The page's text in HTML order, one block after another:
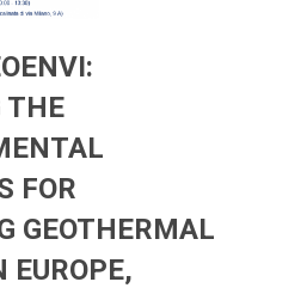
THE
FOR
GEOTHERMAL
EUROPE,